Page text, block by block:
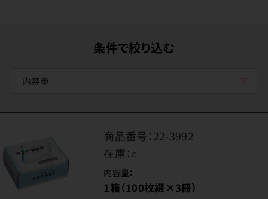
条件で絞り込む
内容量
商品番号：22-3992
在庫：○
内容量：
1箱（100枚綴×3冊）